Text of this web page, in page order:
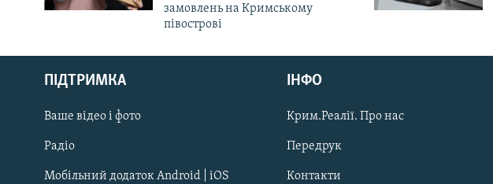
Русский
Qırımtatar
ДОЛУЧАЙСЯ!
замовлень на Кримському
півострові
ПІДТРИМКА
Ваше відео і фото
Радіо
Мобільний додаток Android | iOS
ІНФО
Крим.Реалії. Про нас
Передрук
Контакти